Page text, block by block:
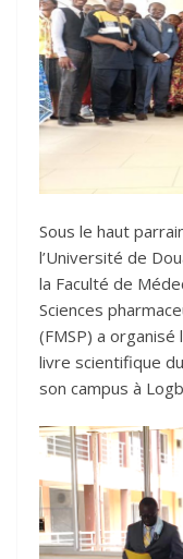
Sous le haut
l’Université de
la Faculté de
Sciences
(FMSP) a
livre scientifique
son campus à